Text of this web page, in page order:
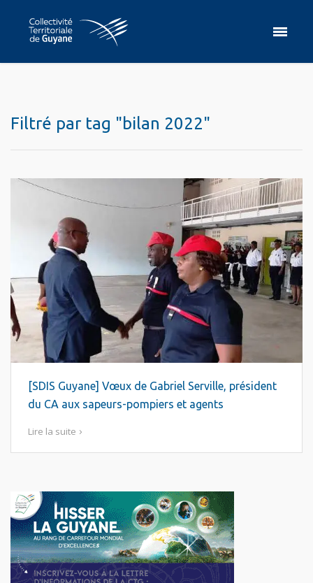
Filtré par tag "bilan 2022"
[SDIS Guyane] Vœux de Gabriel Serville, président
du CA aux sapeurs-pompiers et agents
Lire la suite